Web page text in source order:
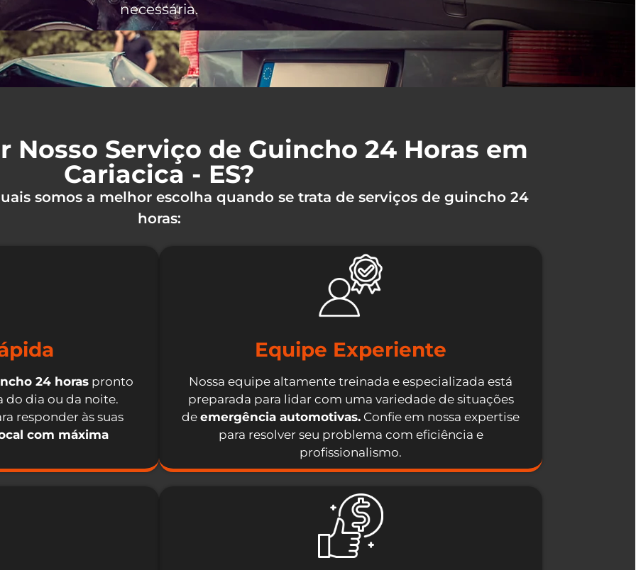
necessária.
Nosso Serviço de Guincho 24 Horas em
Cariacica - ES?
somos a melhor escolha quando se trata de serviços de guincho 24
horas:
24 horaspronto
do dia ou da noite.
responder às suas
com máxima
Equipe Experiente
Nossa equipe altamente treinada e especializada está
preparada para lidar com uma variedade de situações
de emergência automotivas. Confie em nossa expertise
para resolver seu problema com eficiência e
profissionalismo.